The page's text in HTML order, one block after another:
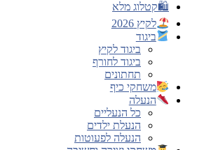
🛍קטלוג מלא
לקיץ 2026
ביגוד
ביגוד לקיץ
ביגוד לחורף
תחתונים
משחקי כיף
הנעלה
כל הנעליים
הנעלת ילדים
הנעלה לפעוטות